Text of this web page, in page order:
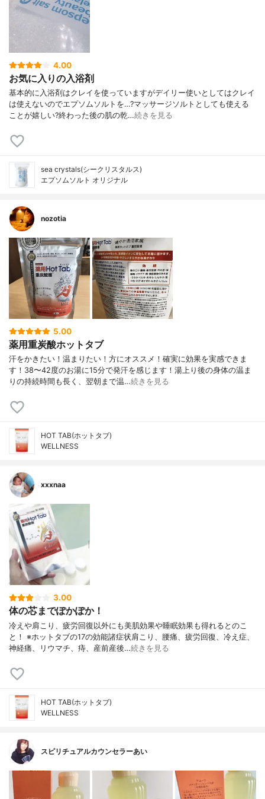
4.00
お気に入りの入浴剤
基本的に入浴剤はクレイを使っていますがデイリー使いとしてはクレイ
は使えないのでエプソムソルトを…?マッサージソルトとしても使える
ことが嬉しい?終わった後の肌の乾…続きを見る
sea crystals(シークリスタルス)
エプソムソルト オリジナル
nozotia
5.00
薬用重炭酸ホットタブ
汗をかきたい！温まりたい！方にオススメ！確実に効果を実感できま
す！38〜42度のお湯に15分で発汗を感じます！湯上り後の身体の温ま
りの持続時間も長く、翌朝まで温…続きを見る
HOT TAB(ホットタブ)
WELLNESS
xxxnaa
3.00
体の芯までぽかぽか！
冷えや肩こり、疲労回復以外にも美肌効果や睡眠効果も得れるとのこ
と！ ※ホットタブの17の効能諸症状肩こり、腰痛、疲労回復、冷え症、
神経痛、リウマチ、痔、産前産後…続きを見る
HOT TAB(ホットタブ)
WELLNESS
スピリチュアルカウンセラーあい